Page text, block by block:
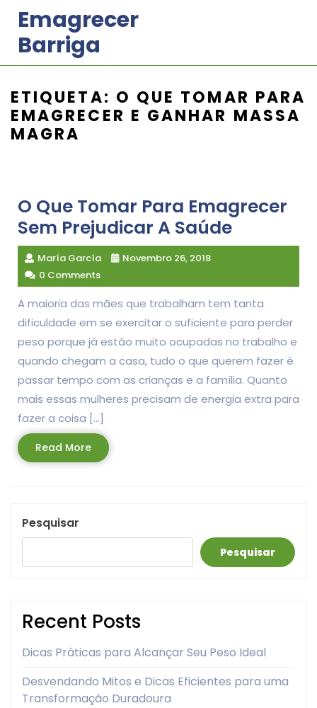
content
Emagrecer
Barriga
ETIQUETA: O QUE TOMAR PARA
EMAGRECER E GANHAR MASSA
MAGRA
O Que Tomar Para Emagrecer
Sem Prejudicar A Saúde
María García
Novembro 26, 2018
0 Comments
A maioria das mães que trabalham tem tanta
dificuldade em se exercitar o suficiente para perder
peso porque já estão muito ocupadas no trabalho e
quando chegam a casa, tudo o que querem fazer é
passar tempo com as crianças e a família. Quanto
mais essas mulheres precisam de energia extra para
fazer a coisa […]
Read MoreRead
More
Pesquisar
Pesquisar
Recent Posts
Dicas Práticas para Alcançar Seu Peso Ideal
Desvendando Mitos e Dicas Eficientes para uma
Transformação Duradoura